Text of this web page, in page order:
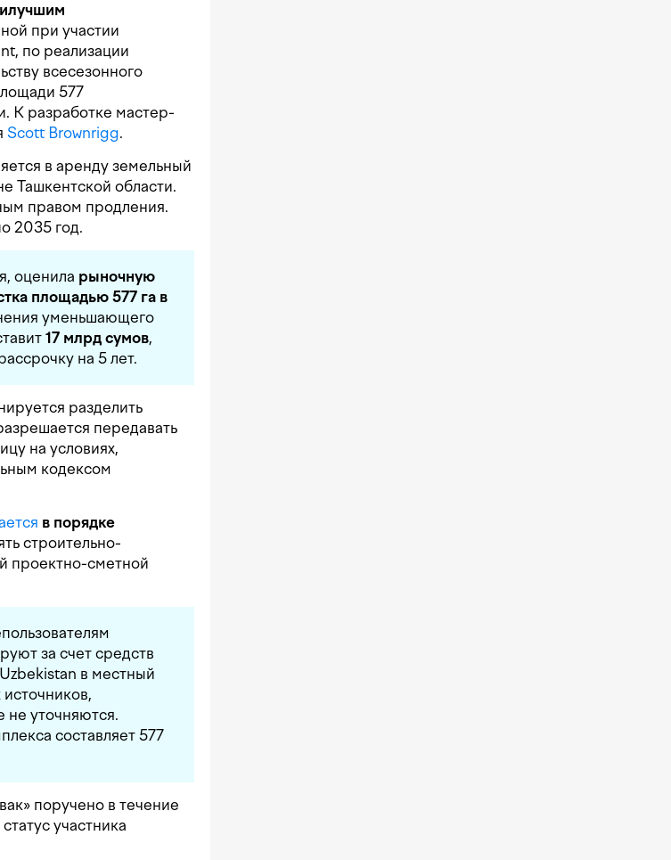
при участии
по реализации
всесезонного
577
К разработке мастер-
Scott Brownrigg.
в аренду земельный
Ташкентской области.
правом продления.
2035 год.
оценила рыночную
площадью 577 га в
уменьшающего
17 млрд сумов,
на 5 лет.
разделить
передавать
на условиях,
кодексом
в порядке
строительно-
проектно-сметной
за счет средств
в местный
не уточняются.
составляет 577
поручено в течение
участника